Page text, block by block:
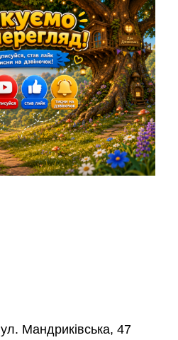
Мандриківська, 47